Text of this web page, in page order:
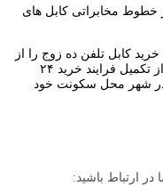
خطوط مخابراتی کابل های
کابل تلفن ده زوج را از
طریق واحد فروش آراد کابل ثبت نمایند پس از تکمیل فرایند خرید ۲۴
شهر محل سکونت خود
ارتباط باشید: